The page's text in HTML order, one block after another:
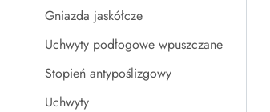
Gniazda jaskółcze
Uchwyty podłogowe wpuszczane
Stopień antypoślizgowy
Uchwyty